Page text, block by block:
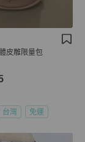
皮雕限量包
台灣 免運